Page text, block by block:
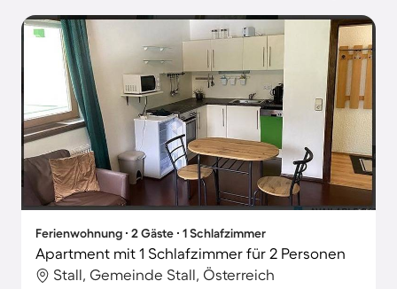
Ferienwohnung ∙ 2 Gäste ∙ 1 Schlafzimmer
Apartment mit 1 Schlafzimmer für 2 Personen
Stall, Gemeinde Stall, Österreich